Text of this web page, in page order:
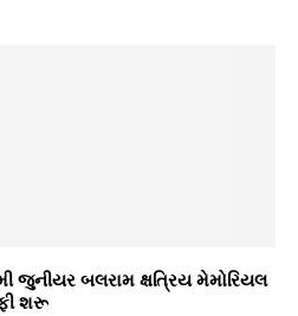
જુનીયર બલરામ ક્ષત્રિય મેમોરિયલ
શરૂ